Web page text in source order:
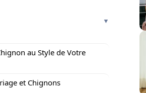
au Style de Votre
et Chignons